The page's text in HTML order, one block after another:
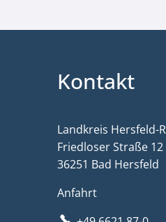
Kontakt
Landkreis Hersfeld-
Friedloser Straße 12
36251 Bad Hersfeld
Anfahrt